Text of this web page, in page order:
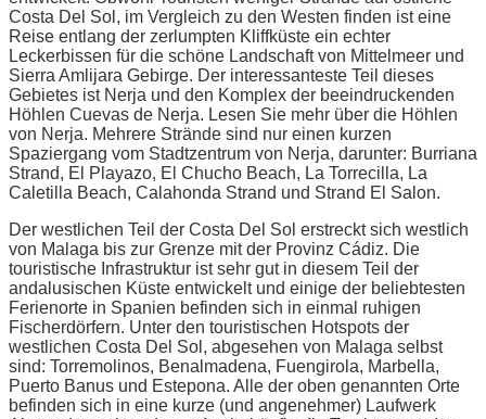
Costa Del Sol, im Vergleich zu den Westen finden ist eine
Reise entlang der zerlumpten Kliffküste ein echter
Leckerbissen für die schöne Landschaft von Mittelmeer und
Sierra Amlijara Gebirge. Der interessanteste Teil dieses
Gebietes ist Nerja und den Komplex der beeindruckenden
Höhlen Cuevas de Nerja. Lesen Sie mehr über die Höhlen
von Nerja. Mehrere Strände sind nur einen kurzen
Spaziergang vom Stadtzentrum von Nerja, darunter: Burriana
Strand, El Playazo, El Chucho Beach, La Torrecilla, La
Caletilla Beach, Calahonda Strand und Strand El Salon.
Der westlichen Teil der Costa Del Sol erstreckt sich westlich
von Malaga bis zur Grenze mit der Provinz Cádiz. Die
touristische Infrastruktur ist sehr gut in diesem Teil der
andalusischen Küste entwickelt und einige der beliebtesten
Ferienorte in Spanien befinden sich in einmal ruhigen
Fischerdörfern. Unter den touristischen Hotspots der
westlichen Costa Del Sol, abgesehen von Malaga selbst
sind: Torremolinos, Benalmadena, Fuengirola, Marbella,
Puerto Banus und Estepona. Alle der oben genannten Orte
befinden sich in eine kurze (und angenehmer) Laufwerk